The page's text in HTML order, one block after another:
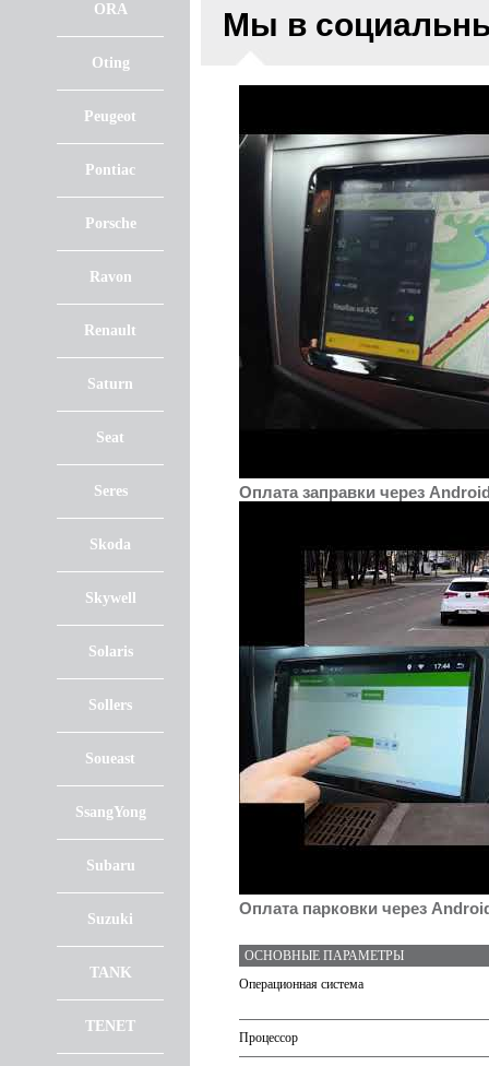
ORA
Oting
Peugeot
Pontiac
Porsche
Ravon
Renault
Saturn
Seat
Seres
Skoda
Skywell
Solaris
Sollers
Soueast
SsangYong
Subaru
Suzuki
TANK
TENET
Мы в
Оплата заправки через
Оплата парковки через
ОСНОВНЫЕ ПАРАМЕТРЫ
Операционная система
Процессор